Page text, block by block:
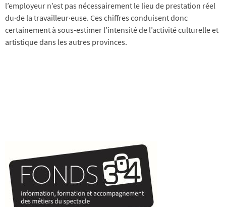
l’employeur n’est pas nécessairement le lieu de prestation réel
du·de la travailleur·euse. Ces chiffres conduisent donc
certainement à sous-estimer l’intensité de l’activité culturelle et
artistique dans les autres provinces.